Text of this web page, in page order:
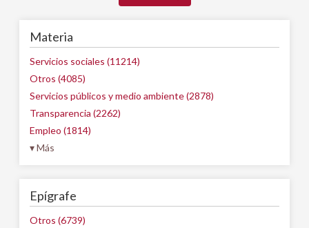
Materia
Servicios sociales (11214)
Otros (4085)
Servicios públicos y medio ambiente (2878)
Transparencia (2262)
Empleo (1814)
▾ Más
Epígrafe
Otros (6739)